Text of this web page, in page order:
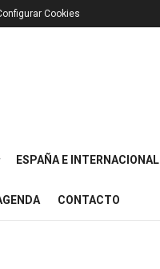
Cookies
ESPAÑA E INTERNACIONAL
CONTACTO